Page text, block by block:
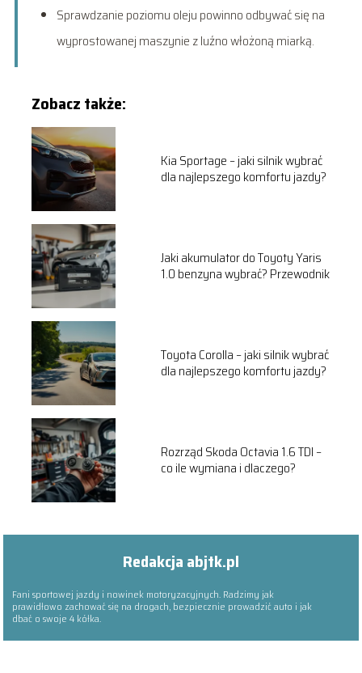
Sprawdzanie poziomu oleju powinno odbywać się na
wyprostowanej maszynie z luźno włożoną miarką.
Zobacz także:
Kia Sportage – jaki silnik wybrać
dla najlepszego komfortu jazdy?
Jaki akumulator do Toyoty Yaris
1.0 benzyna wybrać? Przewodnik
Toyota Corolla – jaki silnik wybrać
dla najlepszego komfortu jazdy?
Rozrząd Skoda Octavia 1.6 TDI –
co ile wymiana i dlaczego?
Redakcja abjtk.pl
Fani sportowej jazdy i nowinek motoryzacyjnych. Radzimy jak
prawidłowo zachować się na drogach, bezpiecznie prowadzić auto i jak
dbać o swoje 4 kółka.